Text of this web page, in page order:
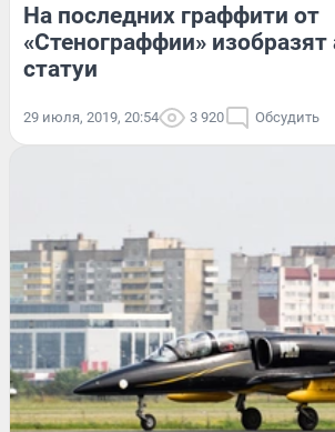
На последних граффити от
«Стенограффии»
статуи
29 июля, 2019, 20:54 3 920 Обсудить